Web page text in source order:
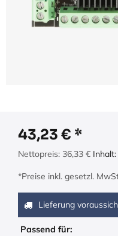
43,23 €
Nettopreis: 36,33 € Inhalt:
*Preise inkl. gesetzl.
Lieferung
Passend für: